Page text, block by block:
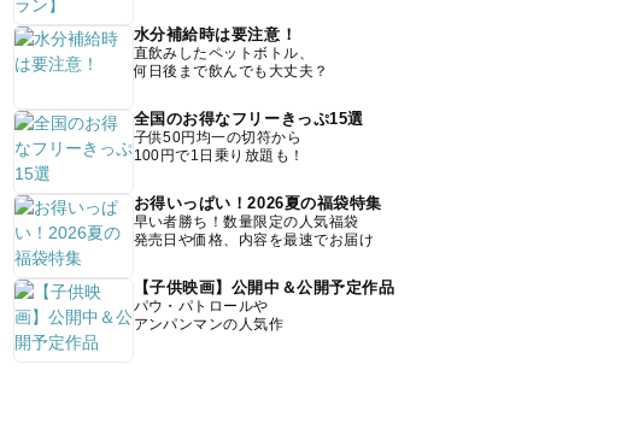
水分補給時は要注意！
直飲みしたペットボトル、
何日後まで飲んでも大丈夫？
全国のお得なフリーきっぷ15選
子供50円均一の切符から
100円で1日乗り放題も！
お得いっぱい！2026夏の福袋特集
早い者勝ち！数量限定の人気福袋
発売日や価格、内容を最速でお届け
【子供映画】公開中＆公開予定作品
パウ・パトロールや
アンパンマンの人気作